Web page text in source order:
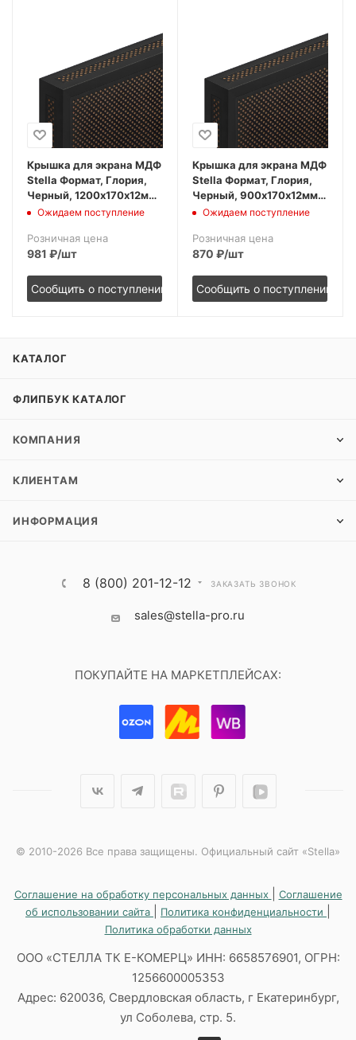
Крышка для экрана МДФ
Stella Формат, Глория,
Черный, 1200х170х12мм
(упак. 1шт)
Ожидаем поступление
Розничная цена
981 ₽/шт
Сообщить о поступлении
Крышка для экрана МДФ
Stella Формат, Глория,
Черный, 900х170х12мм
(упак. 1шт)
Ожидаем поступление
Розничная цена
870 ₽/шт
Сообщить о поступлении
КАТАЛОГ
ФЛИПБУК КАТАЛОГ
КОМПАНИЯ
КЛИЕНТАМ
ИНФОРМАЦИЯ
8 (800) 201-12-12 ЗАКАЗАТЬ ЗВОНОК
sales@stella-pro.ru
ПОКУПАЙТЕ НА МАРКЕТПЛЕЙСАХ:
© 2010-2026 Все права защищены. Официальный сайт «Stella»
Соглашение на обработку персональных данных
Соглашение
об использовании сайта
Политика конфиденциальности
Политика обработки данных
ООО «СТЕЛЛА ТК Е-КОМЕРЦ» ИНН: 6658576901, ОГРН:
1256600005353
Адрес: 620036, Свердловская область, г Екатеринбург,
ул Соболева, стр. 5.